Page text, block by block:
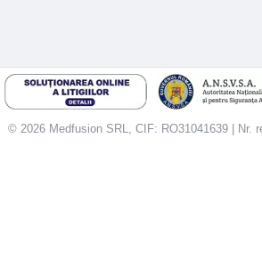
© 2026 Medfusion SRL, CIF: RO31041639 | Nr.